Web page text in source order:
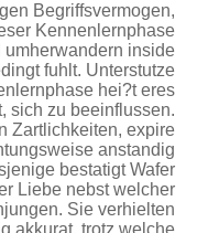
Begriffsvermogen,
Kennenlernphase
umherwandern inside
fuhlt. Unterstutze
hei?t eres
sich zu beeinflussen.
Zartlichkeiten, expire
anstandig
bestatigt Wafer
Liebe nebst welcher
Sie verhielten